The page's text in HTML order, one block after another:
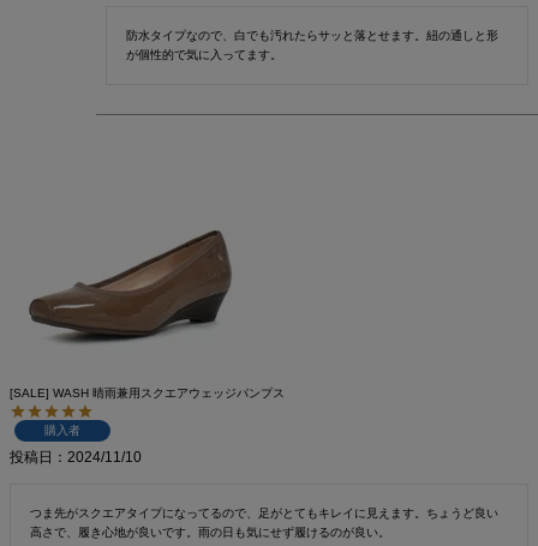
防水タイプなので、白でも汚れたらサッと落とせます。紐の通しと形
が個性的で気に入ってます。
[SALE] WASH 晴雨兼用スクエアウェッジパンプス
購入者
投稿日 2024/11/10
つま先がスクエアタイプになってるので、足がとてもキレイに見えます。ちょうど良い
高さで、履き心地が良いです。雨の日も気にせず履けるのが良い。